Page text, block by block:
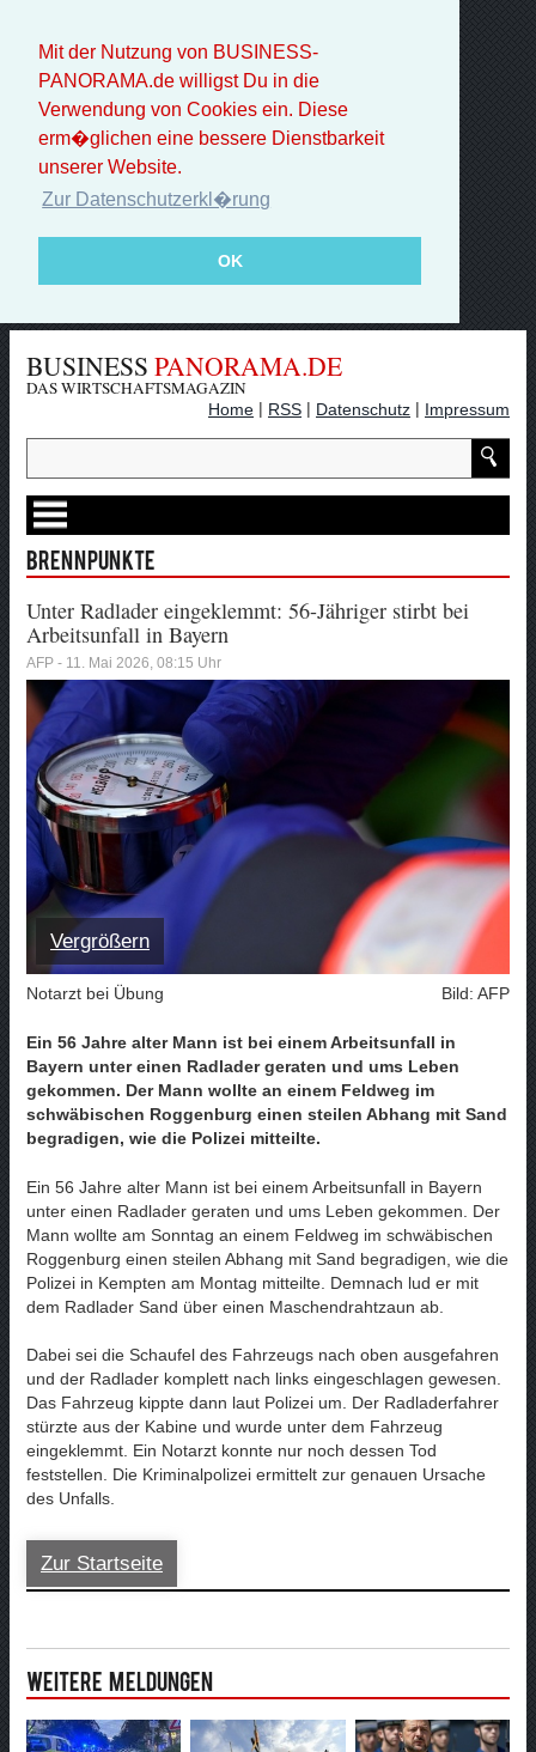
Mit der Nutzung von BUSINESS-
PANORAMA.de willigst Du in die
Verwendung von Cookies ein. Diese
erm�glichen eine bessere Dienstbarkeit
unserer Website.
Zur Datenschutzerkl�rung
OK
BUSINESS PANORAMA.DE
DAS WIRTSCHAFTSMAGAZIN
Home | RSS | Datenschutz | Impressum
Brennpunkte
Unter Radlader eingeklemmt: 56-Jähriger stirbt bei
Arbeitsunfall in Bayern
AFP - 11. Mai 2026, 08:15 Uhr
Vergrößern
Notarzt bei Übung Bild: AFP
Ein 56 Jahre alter Mann ist bei einem Arbeitsunfall in
Bayern unter einen Radlader geraten und ums Leben
gekommen. Der Mann wollte an einem Feldweg im
schwäbischen Roggenburg einen steilen Abhang mit Sand
begradigen, wie die Polizei mitteilte.
Ein 56 Jahre alter Mann ist bei einem Arbeitsunfall in Bayern
unter einen Radlader geraten und ums Leben gekommen. Der
Mann wollte am Sonntag an einem Feldweg im schwäbischen
Roggenburg einen steilen Abhang mit Sand begradigen, wie die
Polizei in Kempten am Montag mitteilte. Demnach lud er mit
dem Radlader Sand über einen Maschendrahtzaun ab.
Dabei sei die Schaufel des Fahrzeugs nach oben ausgefahren
und der Radlader komplett nach links eingeschlagen gewesen.
Das Fahrzeug kippte dann laut Polizei um. Der Radladerfahrer
stürzte aus der Kabine und wurde unter dem Fahrzeug
eingeklemmt. Ein Notarzt konnte nur noch dessen Tod
feststellen. Die Kriminalpolizei ermittelt zur genauen Ursache
des Unfalls.
Zur Startseite
Weitere Meldungen